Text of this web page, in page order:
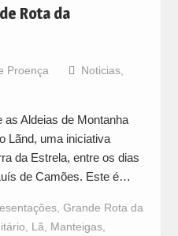
Rota da
Proença Noticias,
Aldeias de Montanha
Lãnd, uma iniciativa
da Estrela, entre os dias
de Camões. Este é…
, Grande Rota da
Lã Manteigas,